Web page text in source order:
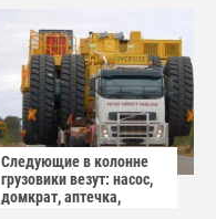
Следующие в колонне
грузовики везут: насос,
домкрат, аптечка,